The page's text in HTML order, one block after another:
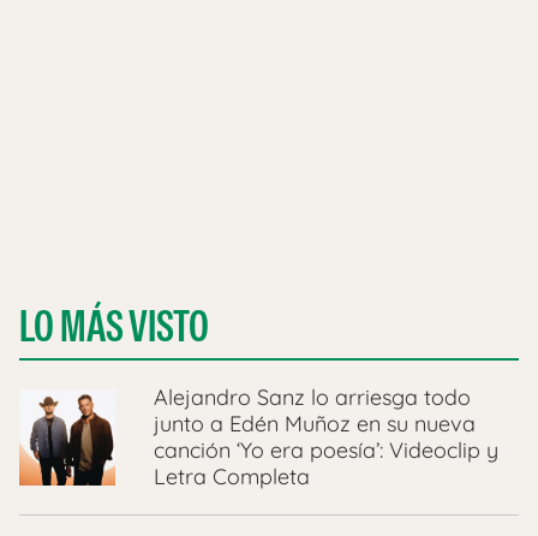
LO MÁS VISTO
Alejandro Sanz lo arriesga todo
junto a Edén Muñoz en su nueva
canción ‘Yo era poesía’: Videoclip y
Letra Completa